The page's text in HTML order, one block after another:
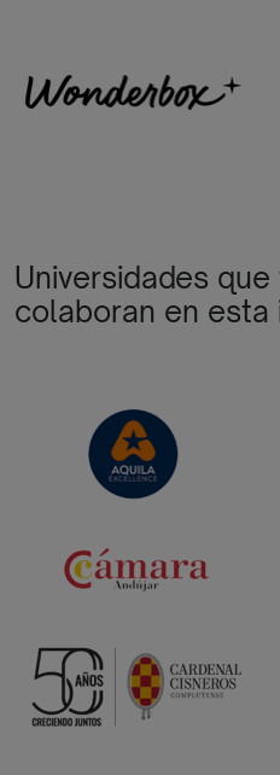
Universidades
colaboran en esta